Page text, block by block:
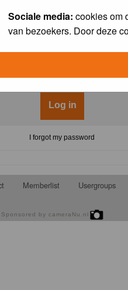
Sociale media: cookies om
van bezoekers. Door deze
I forgot my password
Memberlist Usergroups
Sponsored by cameraNu.nl